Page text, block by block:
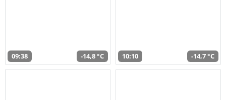
09:38 -14,8 °C 10:10 -14,7 °C